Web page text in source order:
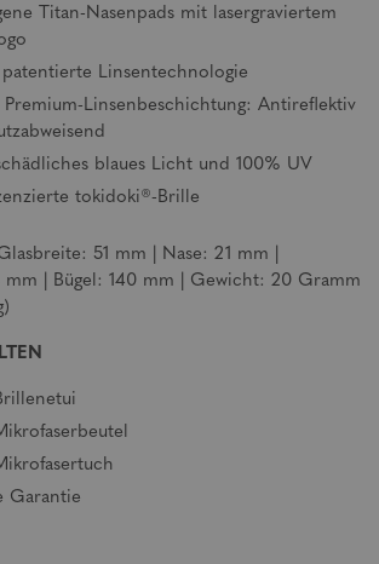
Titan-Nasenpads mit lasergraviertem
Linsentechnologie
Linsenbeschichtung: Antireflektiv
blaues Licht und 100% UV
tokidoki®-Brille
51 mm | Nase: 21 mm |
mm | Bügel: 140 mm | Gewicht: 20 Gramm
Garantie